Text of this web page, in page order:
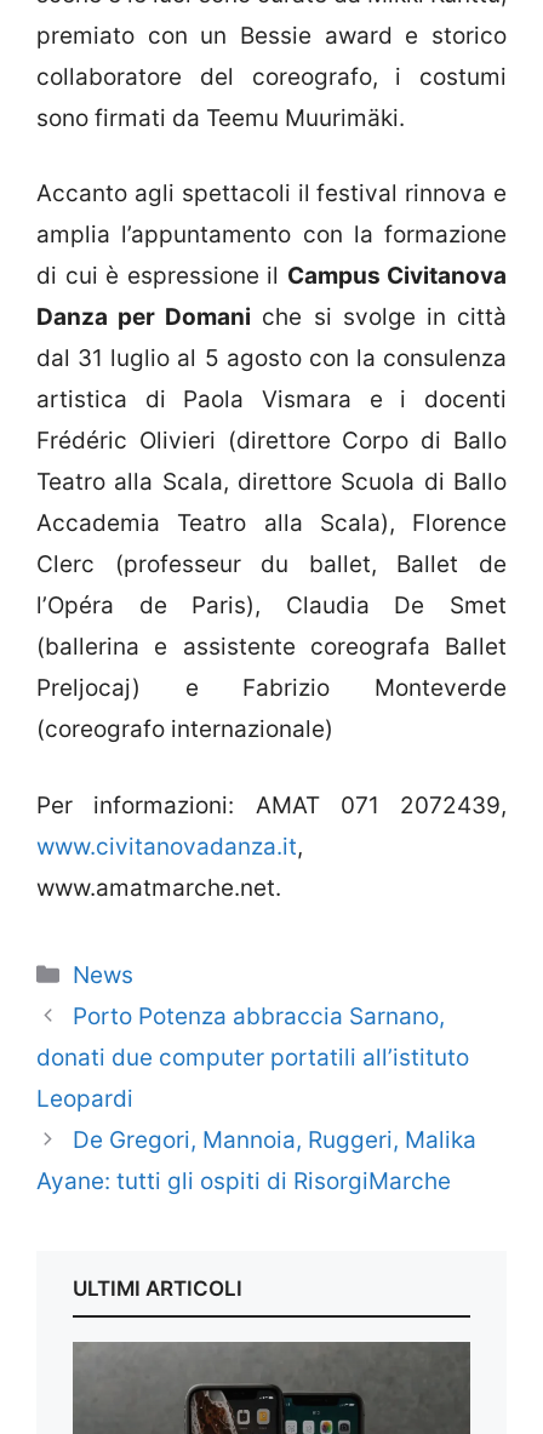
premiato con un Bessie award e storico
collaboratore del coreografo, i costumi
sono firmati da Teemu Muurimäki.
Accanto agli spettacoli il festival rinnova e
amplia l’appuntamento con la formazione
di cui è espressione il Campus Civitanova
Danza per Domani che si svolge in città
dal 31 luglio al 5 agosto con la consulenza
artistica di Paola Vismara e i docenti
Frédéric Olivieri (direttore Corpo di Ballo
Teatro alla Scala, direttore Scuola di Ballo
Accademia Teatro alla Scala), Florence
Clerc (professeur du ballet, Ballet de
l’Opéra de Paris), Claudia De Smet
(ballerina e assistente coreografa Ballet
Preljocaj) e Fabrizio Monteverde
(coreografo internazionale)
Per informazioni: AMAT 071 2072439,
www.civitanovadanza.it,
www.amatmarche.net.
Categorie
News
Porto Potenza abbraccia Sarnano,
donati due computer portatili all’istituto
Leopardi
De Gregori, Mannoia, Ruggeri, Malika
Ayane: tutti gli ospiti di RisorgiMarche
ULTIMI ARTICOLI